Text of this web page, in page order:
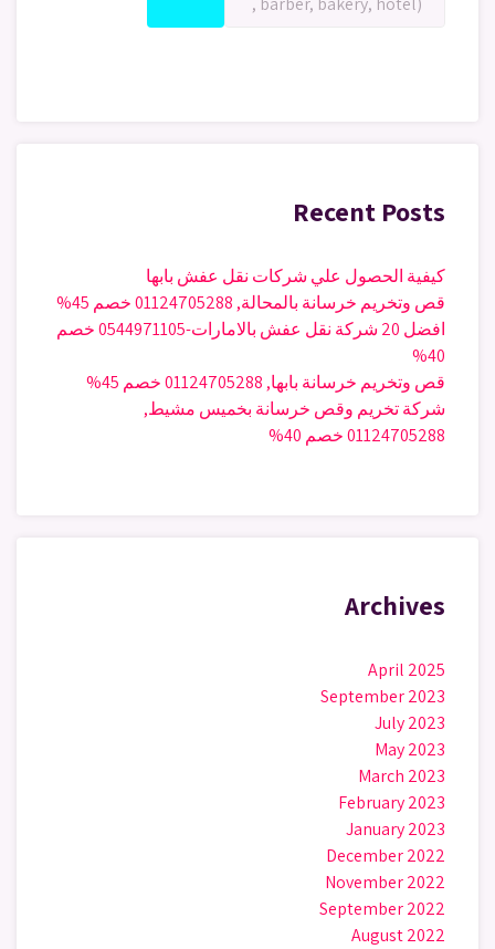
Recent Posts
كيفية الحصول علي شركات نقل عفش بابها
قص وتخريم خرسانة بالمحالة, 01124705288 خصم 45%
افضل 20 شركة نقل عفش بالامارات-0544971105 خصم
40%
قص وتخريم خرسانة بابها, 01124705288 خصم 45%
شركة تخريم وقص خرسانة بخميس مشيط,
01124705288 خصم 40%
Archives
April 2025
September 2023
July 2023
May 2023
March 2023
February 2023
January 2023
December 2022
November 2022
September 2022
August 2022